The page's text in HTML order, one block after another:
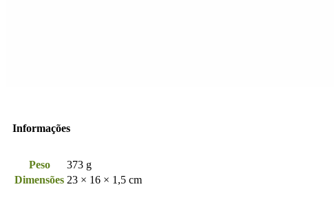
Informações
Peso
373 g
Dimensões 23 × 16 × 1,5 cm